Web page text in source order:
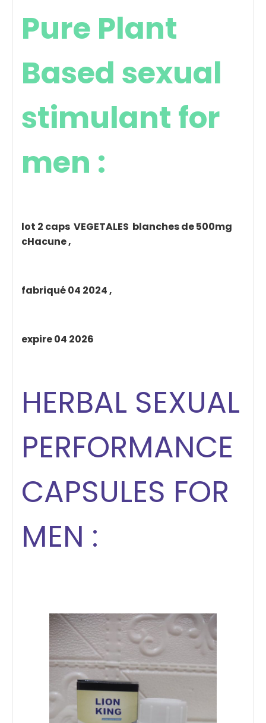
Pure Plant
Based sexual
stimulant for
men :
lot 2 caps VEGETALES blanches de 500mg
cHacune ,
fabriqué 04 2024 ,
expire 04 2026
HERBAL SEXUAL
PERFORMANCE
CAPSULES FOR
MEN :